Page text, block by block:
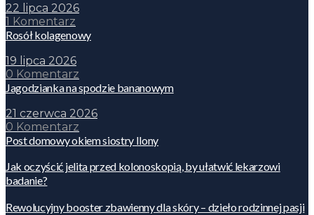
22 lipca 2026
1 Komentarz
Rosół kolagenowy
19 lipca 2026
0 Komentarz
Jagodzianka na spodzie bananowym
21 czerwca 2026
0 Komentarz
Post domowy okiem siostry Ilony
Jak oczyścić jelita przed kolonoskopią, by ułatwić lekarzowi
badanie?
Rewolucyjny booster zbawienny dla skóry – dzieło rodzinnej pasji